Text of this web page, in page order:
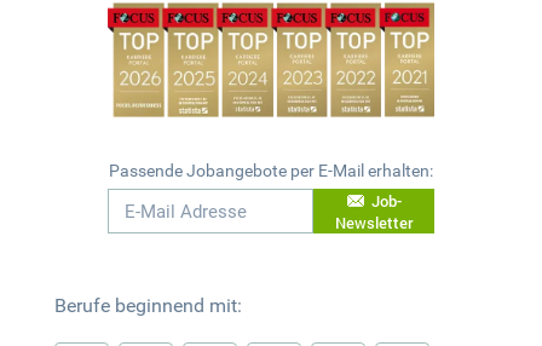
Passende Jobangebote per E-Mail erhalten:
Job-
Newsletter
Berufe beginnend mit: